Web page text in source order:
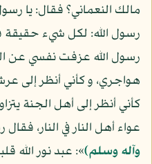
مالك النعماني؟ فقال: يا
رسول الله: لكل شيء حقيقة
رسول الله عزفت نفسي عن
هواجري، و كأني أنظر إلى
كأني أنظر إلى أهل الجنة
عواء أهل النار في النار،
وآله وسلم)»: عبد نور الله